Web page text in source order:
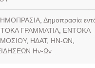
, Δημοπρασία
ΓΡΑΜΜΑΤΙΑ, ΕΝΤΟΚΑ
, ΗΔΑΤ, ΗΝ-ΩΝ
Ην-Ων